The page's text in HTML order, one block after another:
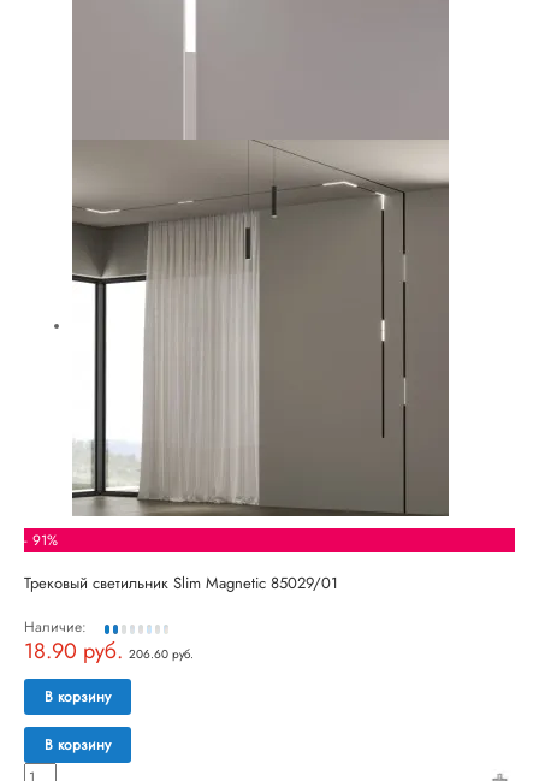
- 91%
Трековый светильник Slim Magnetic 85029/01
Наличие:
18.90 руб. 206.60 руб.
В корзину
В корзину